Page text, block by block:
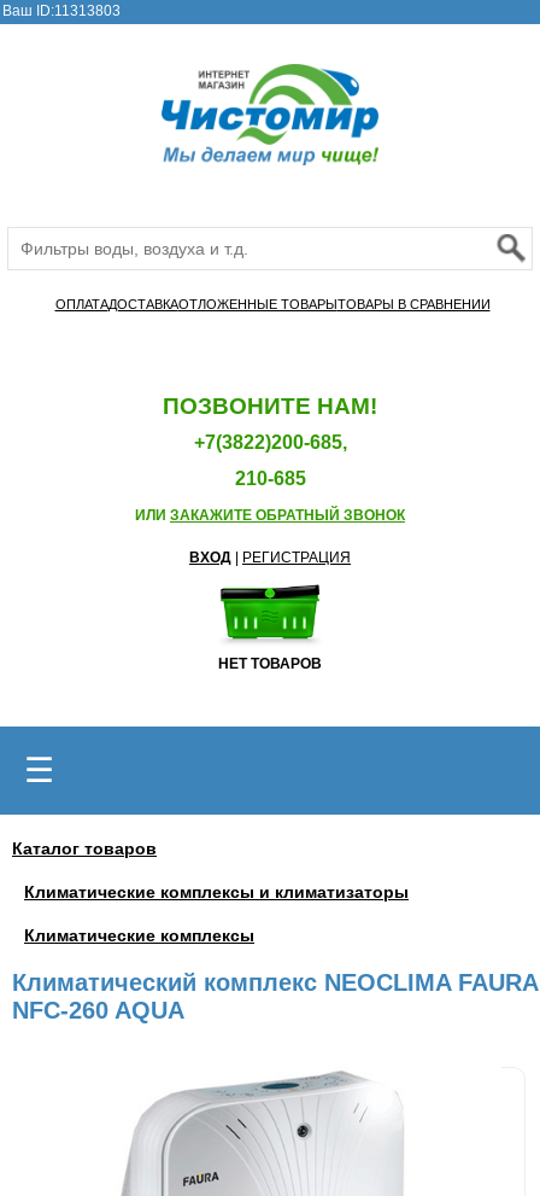
Ваш ID:11313803
ОПЛАТАДОСТАВКАОТЛОЖЕННЫЕ ТОВАРЫТОВАРЫ В СРАВНЕНИИ
ПОЗВОНИТЕ НАМ!
+7(3822)200-685,
210-685
ИЛИ ЗАКАЖИТЕ ОБРАТНЫЙ ЗВОНОК
ВХОД РЕГИСТРАЦИЯ
НЕТ ТОВАРОВ
☰
Каталог товаров
Климатические комплексы и климатизаторы
Климатические комплексы
Климатический комплекс NEOCLIMA FAURA
NFC-260 AQUA